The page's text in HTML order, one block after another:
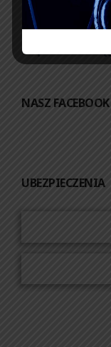
Zobacz księgę
dopisz do księgi
NASZ FACEBOOK
UBEZPIECZENIA